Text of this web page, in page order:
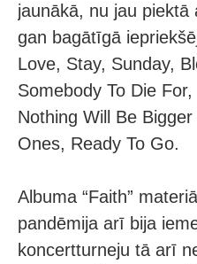
jaunākā, nu jau piektā
gan bagātīgā
Love, Stay, Sunday,
Somebody To Die
Nothing Will Be
Ones, Ready To Go.
Albuma “Faith”
pandēmija arī bija
koncertturneju tā arī